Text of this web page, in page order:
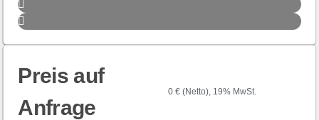
Preis auf
Anfrage
0 € (Netto), 19% MwSt.